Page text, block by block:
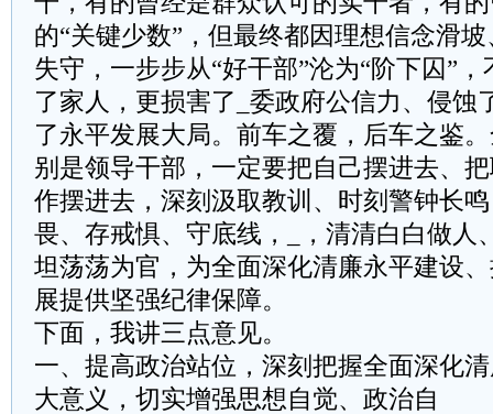
的“关键少数”，但最终都因理想信念滑
失守，一步步从“好干部”沦为“阶下囚”
了家人，更损害了_委政府公信力、侵蚀
了永平发展大局。前车之覆，后车之鉴
别是领导干部，一定要把自己摆进去、
作摆进去，深刻汲取教训、时刻警钟长
畏、存戒惧、守底线，_，清清白白做人
坦荡荡为官，为全面深化清廉永平建设
展提供坚强纪律保障。
下面，我讲三点意见。
一、提高政治站位，深刻把握全面深化
大意义，切实增强思想自觉、政治自